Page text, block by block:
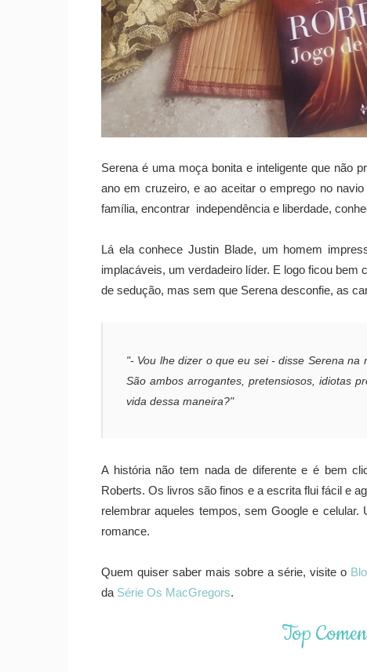
Serena é uma moça bonita e inteligente que não
ano em cruzeiro, e ao aceitar o emprego no
família, encontrar independência e liberdade,
Lá ela conhece Justin Blade, um homem
implacáveis, um verdadeiro líder. E logo ficou
de sedução, mas sem que Serena desconfie, as
"- Vou lhe dizer o que eu sei - disse Serena na
São ambos arrogantes, pretensiosos, idiotas
vida dessa maneira?"
A história não tem nada de diferente e é bem
Roberts. Os livros são finos e a escrita flui fácil e
relembrar aqueles tempos, sem Google e
romance.
Quem quiser saber mais sobre a série, visite o
da Série Os MacGregors.
Top